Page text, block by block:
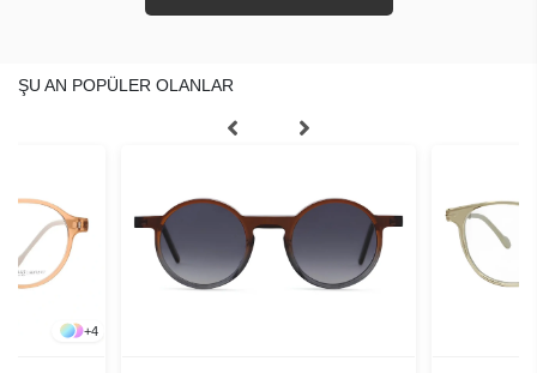
ŞU AN POPÜLER OLANLAR
+4